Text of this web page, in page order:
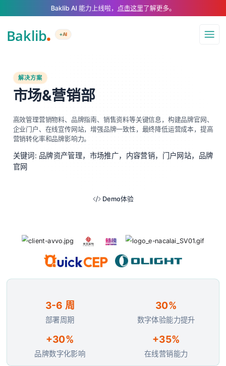
A Markdown version of this page is available at https://
Baklib AI 能力上线啦， 点击这里了解更多。
+AI
导航
解决方案
市场&营销部
高效管理营销物料、品牌指南、销售资料等关键信息，构建品牌官网、
企业门户、在线宣传网站，增强品牌一致性，最终降低运营成本，提高
营销转化率和品牌影响力。
关键词: 品牌资产管理，市场推广，内容营销，门户网站，品牌
官网
Demo体验
3-6 周
部署周期
30%
数字体验能力提升
+30%
品牌数字化影响
+35%
在线营销能力